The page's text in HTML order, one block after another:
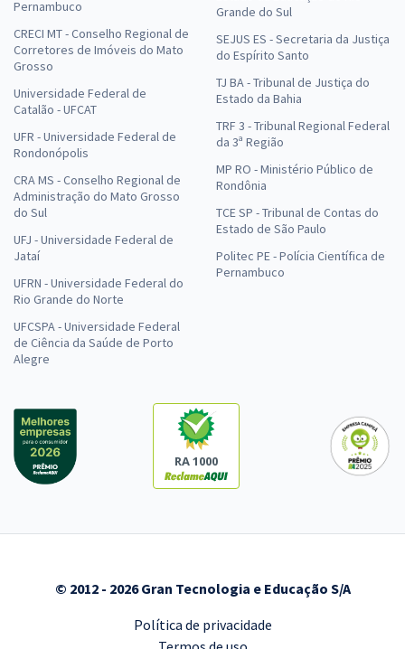
Pernambuco
CRECI MT - Conselho Regional de
Corretores de Imóveis do Mato
Grosso
Universidade Federal de
Catalão - UFCAT
UFR - Universidade Federal de
Rondonópolis
CRA MS - Conselho Regional de
Administração do Mato Grosso
do Sul
UFJ - Universidade Federal de
Jataí
UFRN - Universidade Federal do
Rio Grande do Norte
UFCSPA - Universidade Federal
de Ciência da Saúde de Porto
Alegre
Grande do Sul
SEJUS ES - Secretaria da Justiça
do Espírito Santo
TJ BA - Tribunal de Justiça do
Estado da Bahia
TRF 3 - Tribunal Regional Federal
da 3ª Região
MP RO - Ministério Público de
Rondônia
TCE SP - Tribunal de Contas do
Estado de São Paulo
Politec PE - Polícia Científica de
Pernambuco
RA 1000
© 2012 - 2026 Gran Tecnologia e Educação S/A
Política de privacidade